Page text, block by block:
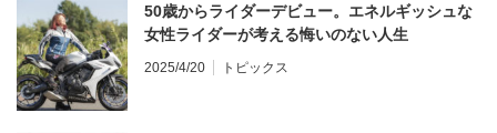
50歳からライダーデビュー。エネルギッシュな
女性ライダーが考える悔いのない人生
2025/4/20 トピックス